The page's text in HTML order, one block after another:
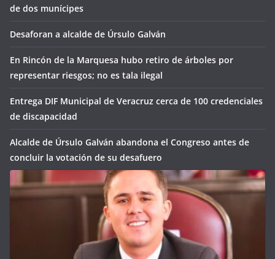
de dos munícipes
Desaforan a alcalde de Úrsulo Galván
En Rincón de la Marquesa hubo retiro de árboles por
representar riesgos; no es tala ilegal
Entrega DIF Municipal de Veracruz cerca de 100 credenciales
de discapacidad
Alcalde de Úrsulo Galván abandona el Congreso antes de
concluir la votación de su desafuero